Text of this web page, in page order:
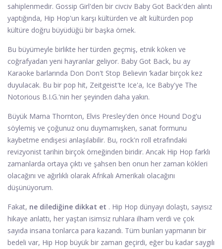
sahiplenmedir. Gossip Girl'den bir civciv Baby Got Back'den alıntı
yaptığında, Hip Hop'un karşı kültürden ve alt kültürden pop
kültüre doğru büyüdüğü bir başka örnek.
Bu büyümeyle birlikte her türden geçmiş, etnik köken ve
coğrafyadan yeni hayranlar geliyor. Baby Got Back, bu ay
Karaoke barlarında Don Don't Stop Believin ’kadar birçok kez
duyulacak. Bu bir pop hit, Zeitgeist'te Ice'a, Ice Baby'ye The
Notorious B.I.G.'nin her şeyinden daha yakın.
Büyük Mama Thornton, Elvis Presley'den önce Hound Dog'u
söylemiş ve çoğunuz onu duymamışken, sanat formunu
kaybetme endişesi anlaşılabilir. Bu, rock'n roll etrafındaki
revizyonist tarihin birçok örneğinden biridir. Ancak Hip Hop farklı
zamanlarda ortaya çıktı ve şahsen ben onun her zaman kökleri
olacağını ve ağırlıklı olarak Afrikalı Amerikalı olacağını
düşünüyorum.
Fakat, ne dilediğine dikkat et . Hip Hop dünyayı dolaştı, sayısız
hikaye anlattı, her yaştan isimsiz ruhlara ilham verdi ve çok
sayıda insana tonlarca para kazandı. Tüm bunları yapmanın bir
bedeli var, Hip Hop büyük bir zaman geçirdi, eğer bu kadar saygılı